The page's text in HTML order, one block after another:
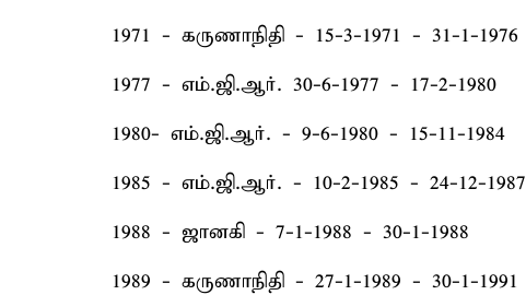
1971 - கருணாநிதி - 15-3-1971 - 31-1-1976
1977 - எம்.ஜி.ஆர். 30-6-1977 - 17-2-1980
1980- எம்.ஜி.ஆர். - 9-6-1980 - 15-11-1984
1985 - எம்.ஜி.ஆர். - 10-2-1985 - 24-12-1987
1988 - ஜானகி - 7-1-1988 - 30-1-1988
1989 - கருணாநிதி - 27-1-1989 - 30-1-1991